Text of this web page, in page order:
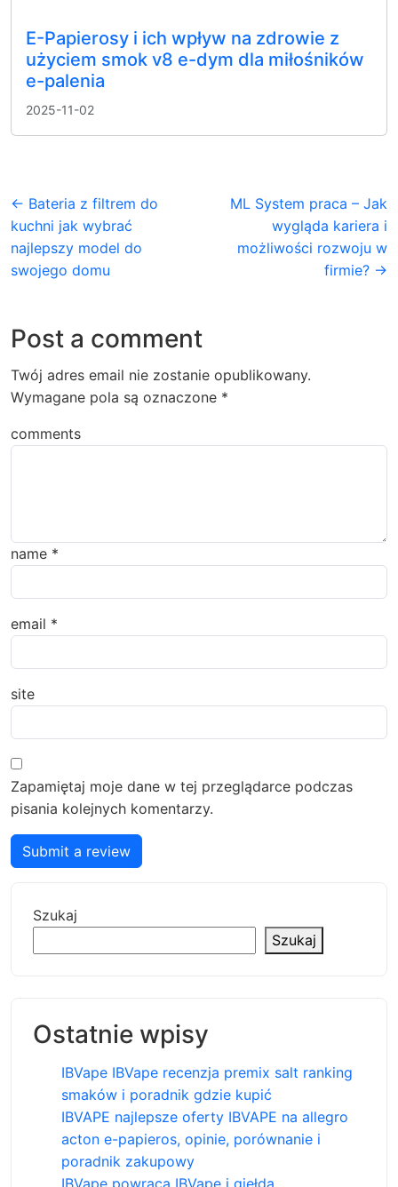
E-Papierosy i ich wpływ na zdrowie z
użyciem smok v8 e-dym dla miłośników
e-palenia
2025-11-02
← Bateria z filtrem do
kuchni jak wybrać
najlepszy model do
swojego domu
ML System praca – Jak
wygląda kariera i
możliwości rozwoju w
firmie? →
Post a comment
Twój adres email nie zostanie opublikowany.
Wymagane pola są oznaczone *
comments
name *
email *
site
Zapamiętaj moje dane w tej przeglądarce podczas
pisania kolejnych komentarzy.
Submit a review
Szukaj
Szukaj
Ostatnie wpisy
IBVape IBVape recenzja premix salt ranking
smaków i poradnik gdzie kupić
IBVAPE najlepsze oferty IBVAPE na allegro
acton e-papieros, opinie, porównanie i
poradnik zakupowy
IBVape powraca IBVape i giełda